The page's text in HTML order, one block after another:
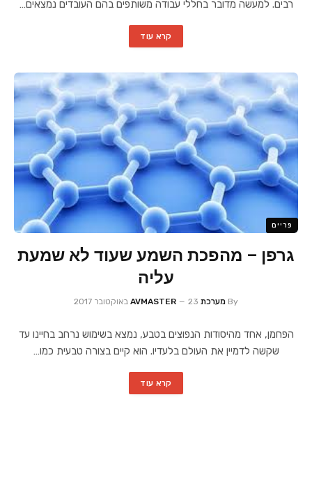
רבים. למעשה מדובר בחללי עבודה משותפים בהם העובדים נמצאים…
קרא עוד
פריים
גרפן – מהפכת השמע שעוד לא שמעת
עליה
By מערכת AVMASTER 23 באוקטובר 2017
הפחמן, אחד מהיסודות הנפוצים בטבע, נמצא בשימוש נרחב בחיינו עד
שקשה לדמיין את העולם בלעדיו. הוא קיים בצורה טבעית כמו…
קרא עוד